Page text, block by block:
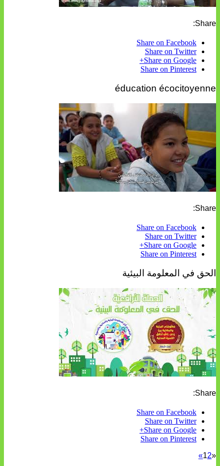
Share:
Share on Facebook
Share on Twitter
Share on Google+
Share on Pinterest
éducation écocitoyenne
Share:
Share on Facebook
Share on Twitter
Share on Google+
Share on Pinterest
الحق في المعلومة البيئية
Share:
Share on Facebook
Share on Twitter
Share on Google+
Share on Pinterest
«
12
»